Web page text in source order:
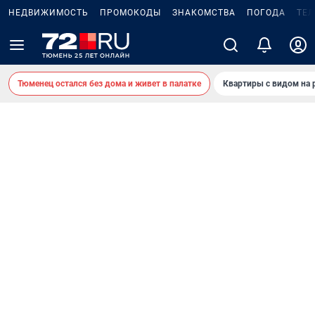
НЕДВИЖИМОСТЬ ПРОМОКОДЫ ЗНАКОМСТВА ПОГОДА
Тюменец остался без дома и живет в палатке Квартиры с видом на